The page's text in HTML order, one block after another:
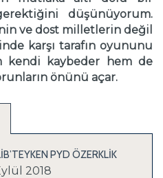
düşünüyorum.
ve dost milletlerin değil
karşı tarafın oyununu
kendi kaybeder hem de
önünü açar.
PYD ÖZERKLİK
2018